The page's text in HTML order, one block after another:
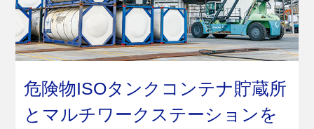
危険物ISOタンクコンテナ貯蔵所
と マルチワークステーションを